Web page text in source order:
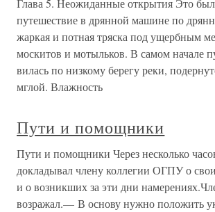
Глава 5. Неожиданные открытия Это
путешествие в дрянной машине по
жаркая и потная тряска под ущербным
москитов и мотыльков. В самом начале
вилась по низкому берегу реки,
мглой. Влажность
Пути и помощники
Пути и помощники Через несколько
докладывал члену коллегии ОГПУ о
и о возникших за эти дни
возражал.— В основу нужно положить